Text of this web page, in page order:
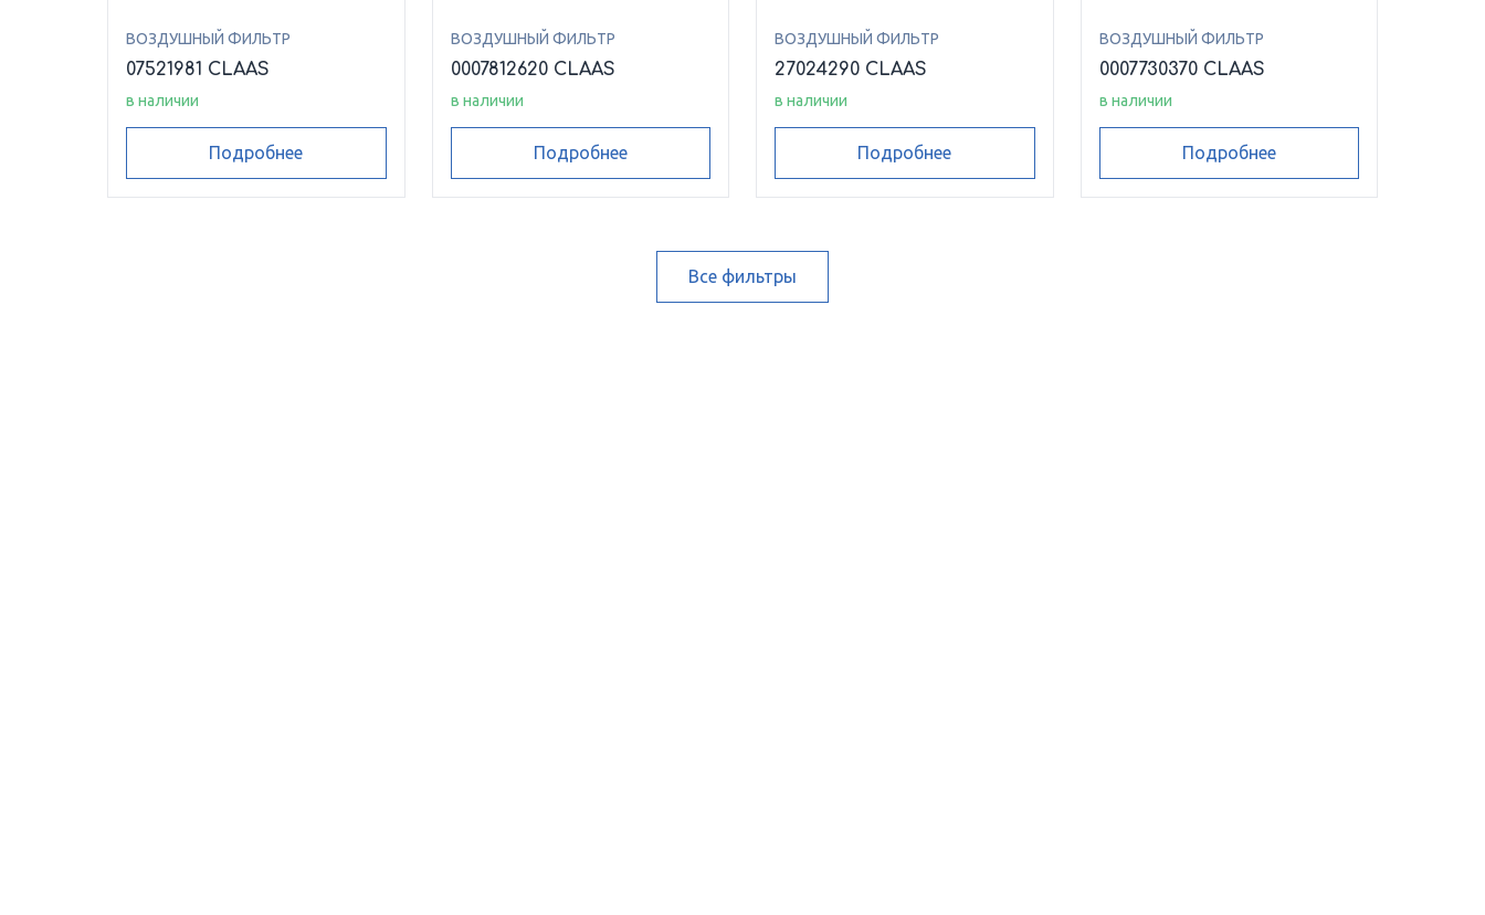
ВОЗДУШНЫЙ ФИЛЬТР
07521981 CLAAS
в наличии
Подробнее
ВОЗДУШНЫЙ ФИЛЬТР
0007812620 CLAAS
в наличии
Подробнее
ВОЗДУШНЫЙ ФИЛЬТР
27024290 CLAAS
в наличии
Подробнее
ВОЗДУШНЫЙ ФИЛЬТР
0007730370 CLAAS
в наличии
Подробнее
Все фильтры